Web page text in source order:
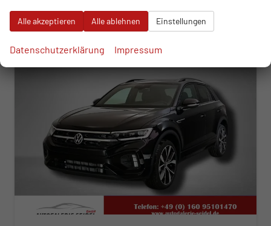
CO
2 -Emissionen:146,00 g/km
Alle akzeptieren Alle ablehnen Einstellungen
Datenschutzerklärung Impressum